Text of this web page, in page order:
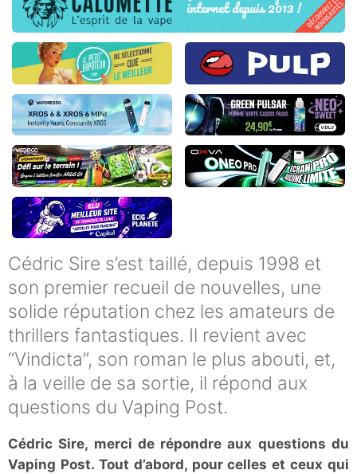
Cédric Sire s’est taillé, depuis 1998 et
son premier recueil de nouvelles, une
solide réputation chez les amateurs de
thrillers fantastiques. Il revient avec
“Vindicta”, son roman le plus abouti, et,
à la veille de sa sortie, il répond aux
questions du Vaping Post.
Cédric Sire, merci de répondre aux questions du
Vaping Post. Tout d’abord, pour celles et ceux qui